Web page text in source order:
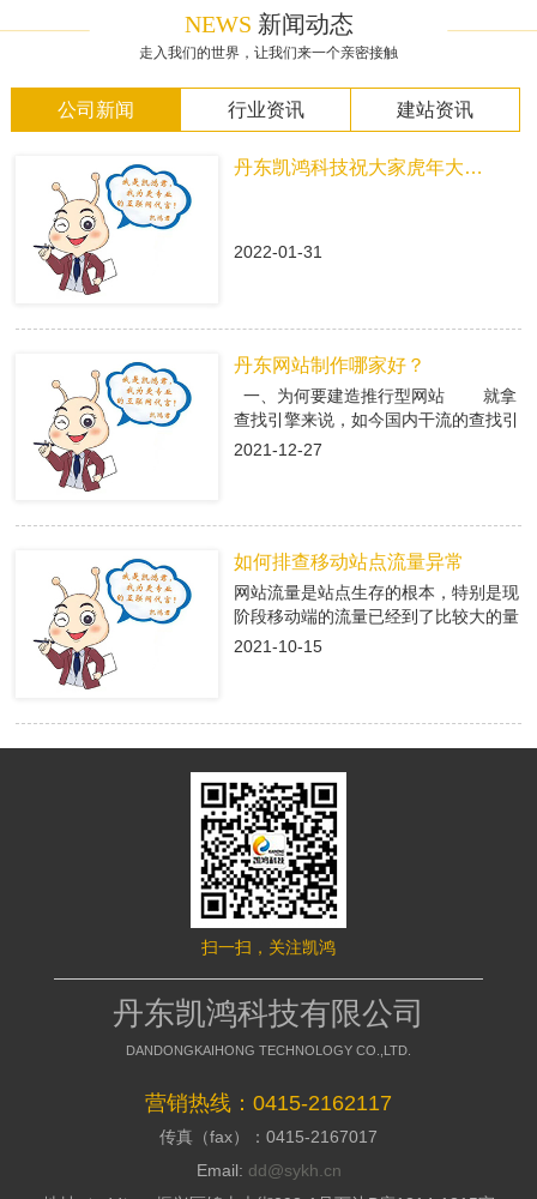
NEWS 新闻动态
走入我们的世界，让我们来一个亲密接触
公司新闻 行业资讯 建站资讯
丹东凯鸿科技祝大家虎年大吉！
2022-01-31
丹东网站制作哪家好？
一、为何要建造推行型网站 就拿
查找引擎来说，如今国内干流的查找引
擎baidu、360、搜狗有着大量的用户
导进入推行型网站中，使用推行型网站
有的优势，转化成客户; 二、丹东
网站制作是怎么挑选专业的搭站公司
背后都是一个高额的订单，假如不能做
到询盘转化，那意味着网络推行是失败
的，所以要明白的了解搭站公司的策划
才干; 2、看搭站公司的美工规划才
干 美工的才干决议推行型网站留
给用户的形象，如今的消费者不缺少内
容，缺少的是视觉，如今市面上的网站
都是千人一面的，当访客户，发现一个
公司的形象，情不自禁的即是深化浏
览，招引用户，提高方针客户对公司的
好感; 3、看搭站公司的搭站才干
系，如今市面上很多的建站公司都是仿
制别人的，可以把外观做到相似，可是
后台系能却相差万里，很多的仿站的建
2021-12-27
如何排查移动站点流量异常
网站流量是站点生存的根本，特别是现
阶段移动端的流量已经到了比较大的量
级。移动端网站有流量了，每天就会有
深专家们向大家介绍了移动端流量异常
的解决方案。 什么是移动端流量
异常? 移动端流量异常可以通过平
台两个渠道数据判断： 1、 站长平
台流量与关键词的工具 2、 移动适
配中的移动适配状态曲线图 这两
个地方如果出现流量突然间下降50%以
上，且持续性降低，四五天后流量没有
明显涨幅的。 移动端的排查流程
如果出现上述现象，建议大家按照
下面流程图进行排查 索引量下降
常见原因及解决方案
id=331 站点流量异常追查文档
http://zhanzhang.baidu.com/college/
id=221 纯移动站、代码适配，自
适应与跳转适配有些不同，所以根据站
2021-10-15
扫一扫，关注凯鸿
丹东凯鸿科技有限公司
DANDONGKAIHONG TECHNOLOGY CO.,LTD.
营销热线：0415-2162117
传真（fax）：0415-2167017
Email: dd@sykh.cn